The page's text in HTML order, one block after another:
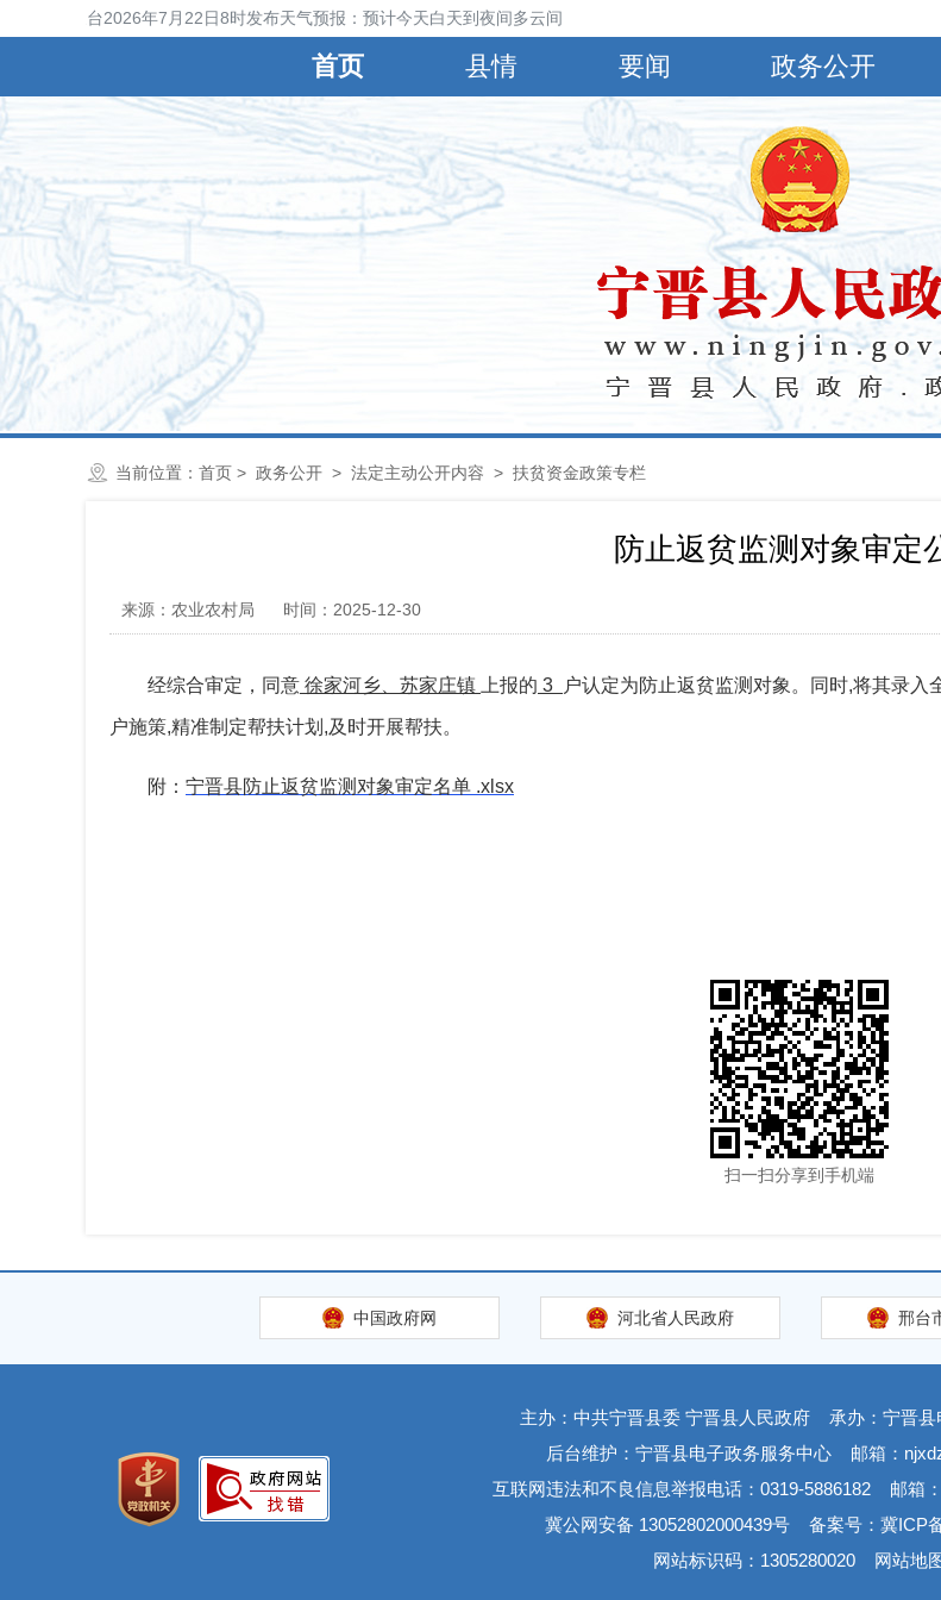
晋县气象台2026年7月22日8时发布天气预报：预计今天白天到夜间多云间阴，有小到中雨，偏南风4～5级，阵风6～8级，最
首页 县情 要闻 政务公开
当前位置： 首页 > 政务公开 > 法定主动公开内容 > 扶贫资金政策专栏
防止返贫监测对象审定
来源：农业农村局 时间：2025-12-30
经综合审定，同意 徐家河乡、苏家庄镇 上报的 3 户认定为防止返贫监测对象。同时,将其录
户施策,精准制定帮扶计划,及时开展帮扶。
附： 宁晋县防止返贫监测对象审定名单 .xlsx
扫一扫分享到手机端
中国政府网 河北省人民政府 邢台
主办：中共宁晋县委 宁晋县人民政府
承办：宁晋
后台维护：宁晋县电子政务服务中心
邮箱：
互联网违法和不良信息举报电话：0319-5886182
邮箱
冀公网安备 13052802000439号
备案号：冀ICP
网站标识码：1305280020
网站地